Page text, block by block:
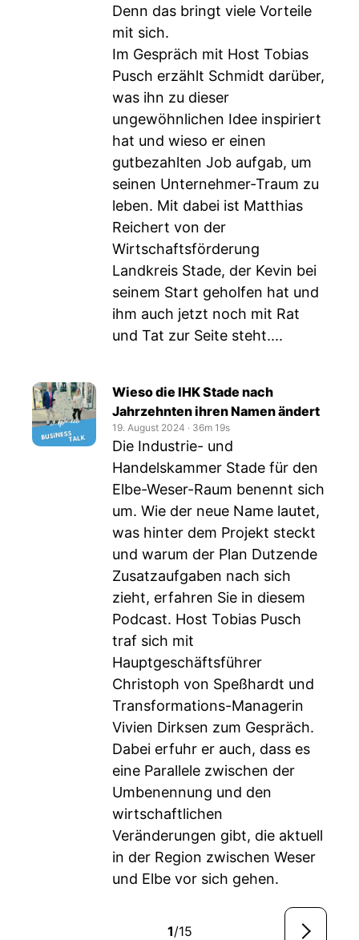
Denn das bringt viele Vorteile
mit sich.
Im Gespräch mit Host Tobias
Pusch erzählt Schmidt darüber,
was ihn zu dieser
ungewöhnlichen Idee inspiriert
hat und wieso er einen
gutbezahlten Job aufgab, um
seinen Unternehmer-Traum zu
leben. Mit dabei ist Matthias
Reichert von der
Wirtschaftsförderung
Landkreis Stade, der Kevin bei
seinem Start geholfen hat und
ihm auch jetzt noch mit Rat
und Tat zur Seite steht....
Wieso die IHK Stade nach
Jahrzehnten ihren Namen ändert
19. August 2024 ‧ 36m 19s
Die Industrie- und
Handelskammer Stade für den
Elbe-Weser-Raum benennt sich
um. Wie der neue Name lautet,
was hinter dem Projekt steckt
und warum der Plan Dutzende
Zusatzaufgaben nach sich
zieht, erfahren Sie in diesem
Podcast. Host Tobias Pusch
traf sich mit
Hauptgeschäftsführer
Christoph von Speßhardt und
Transformations-Managerin
Vivien Dirksen zum Gespräch.
Dabei erfuhr er auch, dass es
eine Parallele zwischen der
Umbenennung und den
wirtschaftlichen
Veränderungen gibt, die aktuell
in der Region zwischen Weser
und Elbe vor sich gehen.
1/15